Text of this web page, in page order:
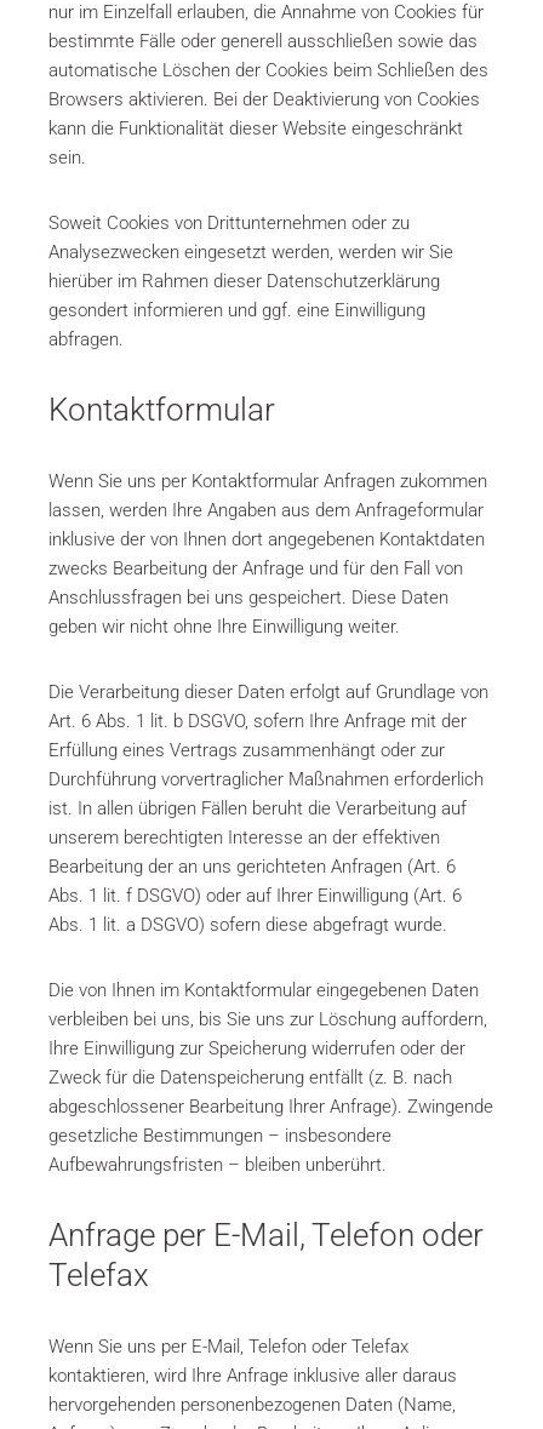
nur im Einzelfall erlauben, die Annahme von Cookies für
bestimmte Fälle oder generell ausschließen sowie das
automatische Löschen der Cookies beim Schließen des
Browsers aktivieren. Bei der Deaktivierung von Cookies
kann die Funktionalität dieser Website eingeschränkt
sein.
Soweit Cookies von Drittunternehmen oder zu
Analysezwecken eingesetzt werden, werden wir Sie
hierüber im Rahmen dieser Datenschutzerklärung
gesondert informieren und ggf. eine Einwilligung
abfragen.
Kontaktformular
Wenn Sie uns per Kontaktformular Anfragen zukommen
lassen, werden Ihre Angaben aus dem Anfrageformular
inklusive der von Ihnen dort angegebenen Kontaktdaten
zwecks Bearbeitung der Anfrage und für den Fall von
Anschlussfragen bei uns gespeichert. Diese Daten
geben wir nicht ohne Ihre Einwilligung weiter.
Die Verarbeitung dieser Daten erfolgt auf Grundlage von
Art. 6 Abs. 1 lit. b DSGVO, sofern Ihre Anfrage mit der
Erfüllung eines Vertrags zusammenhängt oder zur
Durchführung vorvertraglicher Maßnahmen erforderlich
ist. In allen übrigen Fällen beruht die Verarbeitung auf
unserem berechtigten Interesse an der effektiven
Bearbeitung der an uns gerichteten Anfragen (Art. 6
Abs. 1 lit. f DSGVO) oder auf Ihrer Einwilligung (Art. 6
Abs. 1 lit. a DSGVO) sofern diese abgefragt wurde.
Die von Ihnen im Kontaktformular eingegebenen Daten
verbleiben bei uns, bis Sie uns zur Löschung auffordern,
Ihre Einwilligung zur Speicherung widerrufen oder der
Zweck für die Datenspeicherung entfällt (z. B. nach
abgeschlossener Bearbeitung Ihrer Anfrage). Zwingende
gesetzliche Bestimmungen – insbesondere
Aufbewahrungsfristen – bleiben unberührt.
Anfrage per E-Mail, Telefon oder
Telefax
Wenn Sie uns per E-Mail, Telefon oder Telefax
kontaktieren, wird Ihre Anfrage inklusive aller daraus
hervorgehenden personenbezogenen Daten (Name,